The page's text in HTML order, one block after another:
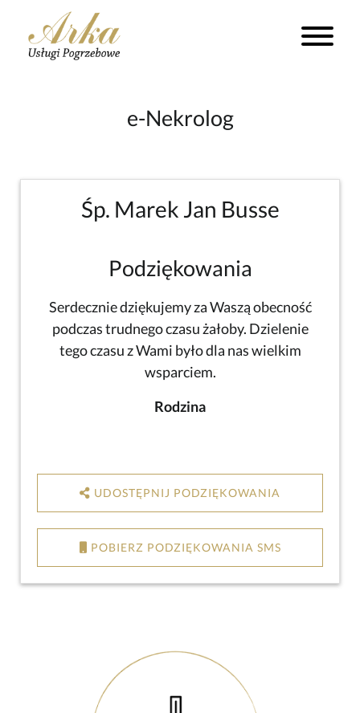
e-Nekrolog
Śp. Marek Jan Busse
Podziękowania
Serdecznie dziękujemy za Waszą obecność
podczas trudnego czasu żałoby. Dzielenie
tego czasu z Wami było dla nas wielkim
wsparciem.
Rodzina
UDOSTĘPNIJ PODZIĘKOWANIA
POBIERZ PODZIĘKOWANIA SMS